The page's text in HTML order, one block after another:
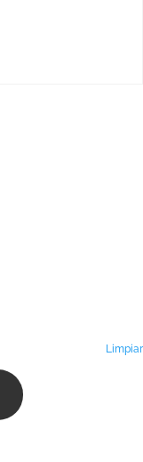
Limpiar